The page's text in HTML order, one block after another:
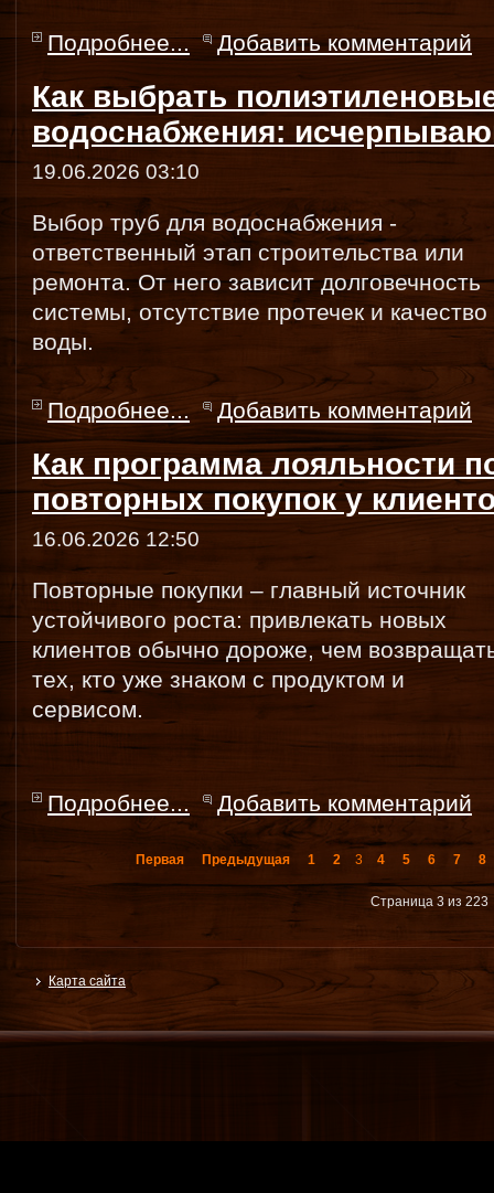
Подробнее... Добавить комментарий
Как выбрать
водоснабжения:
19.06.2026 03:10
Выбор труб для водоснабжения -
ответственный этап строительства или
ремонта. От него зависит долговечность
системы, отсутствие протечек и качество
воды.
Подробнее... Добавить комментарий
Как программа лояльности
повторных покупок у
16.06.2026 12:50
Повторные покупки – главный источник
устойчивого роста: привлекать новых
клиентов обычно дороже, чем
тех, кто уже знаком с продуктом и
сервисом.
Подробнее... Добавить комментарий
Первая Предыдущая 1 2 3 4 5 6 7 8
Страница 3 из 223
Карта сайта